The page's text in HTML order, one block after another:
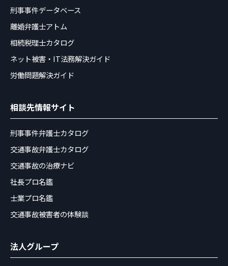
刑事事件データベース
離婚弁護士アトム
相続税理士カタログ
ネット被害・IT法務解決ガイド
労働問題解決ガイド
相談先情報サイト
刑事事件弁護士カタログ
交通事故弁護士カタログ
交通事故の治療ナビ
社長プロ名鑑
士業プロ名鑑
交通事故被害者の体験談
法人グループ